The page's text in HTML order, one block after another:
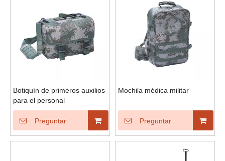
Botiquín de primeros auxilios
para el personal
Preguntar
Mochila médica militar
Preguntar